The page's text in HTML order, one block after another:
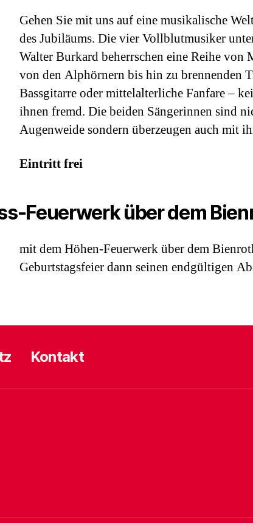
Gehen Sie mit uns auf eine musikalische
des Jubiläums. Die vier Vollblutmusiker
Walter Burkard beherrschen eine Reihe von
von den Alphörnern bis hin zu brennenden
Bassgitarre oder mittelalterliche Fanfare –
ihnen fremd. Die beiden Sängerinnen sind
Augenweide sondern überzeugen auch mit
Eintritt frei
Feuerwerk über dem
mit dem Höhen-Feuerwerk über dem
Geburtstagsfeier dann seinen endgültigen
Kontakt